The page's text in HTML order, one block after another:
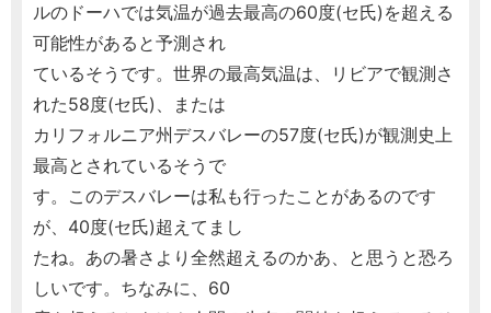
ルのドーハでは気温が過去最高の60度(セ氏)を超える
可能性があると予測され
ているそうです。世界の最高気温は、リビアで観測さ
れた58度(セ氏)、または
カリフォルニア州デスバレーの57度(セ氏)が観測史上
最高とされているそうで
す。このデスバレーは私も行ったことがあるのです
が、40度(セ氏)超えてまし
たね。あの暑さより全然超えるのかあ、と思うと恐ろ
しいです。ちなみに、60